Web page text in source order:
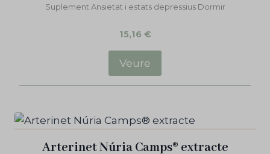
Suplement Ansietat i estats depressius Dormir
15,16 €
Veure
Arterinet Núria Camps® extracte